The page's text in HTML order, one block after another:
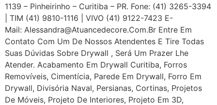
1139 – Pinheirinho – Curitiba – PR. Fone: (41) 3265-3394
| TIM (41) 9810-1116 | VIVO (41) 9122-7423 E-
Mail: Alessandra@atuancedecore.com.br Entre Em
Contato Com Um De Nossos Atendentes E Tire Todas
Suas Dúvidas Sobre Drywall ‎, Será Um Prazer Lhe
Atender. Acabamento Em Drywall Curitiba, Forros
Removíveis, Cimentícia, Parede Em Drywall, Forro Em
Drywall, Divisória Naval, Persianas, Cortinas, Projetos
De Móveis, Projeto De Interiores, Projeto Em 3D,